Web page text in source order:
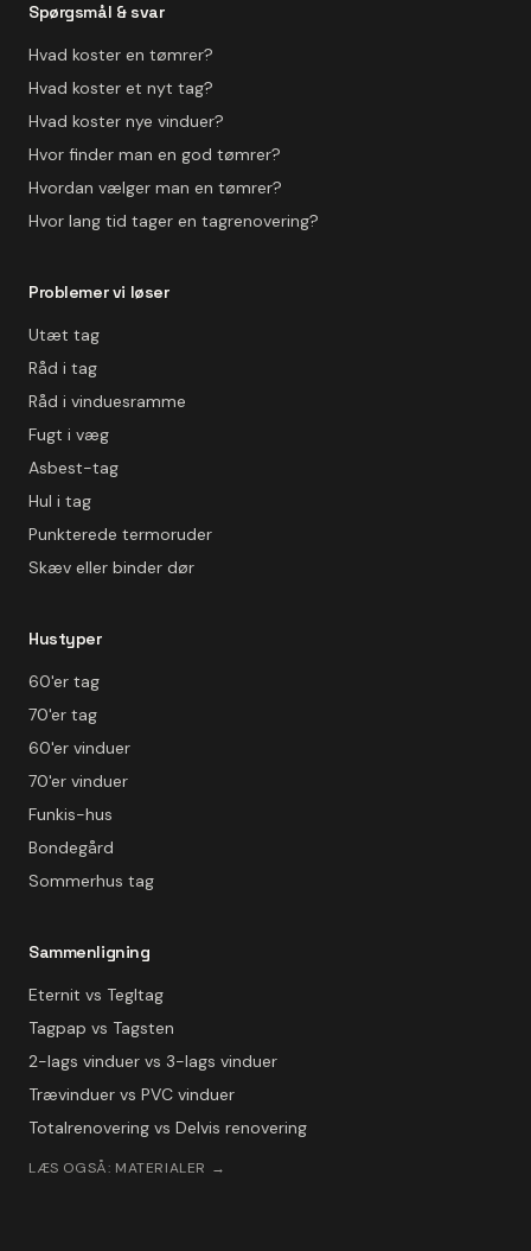
Spørgsmål & svar
Hvad koster en tømrer?
Hvad koster et nyt tag?
Hvad koster nye vinduer?
Hvor finder man en god tømrer?
Hvordan vælger man en tømrer?
Hvor lang tid tager en tagrenovering?
Problemer vi løser
Utæt tag
Råd i tag
Råd i vinduesramme
Fugt i væg
Asbest-tag
Hul i tag
Punkterede termoruder
Skæv eller binder dør
Hustyper
60'er tag
70'er tag
60'er vinduer
70'er vinduer
Funkis-hus
Bondegård
Sommerhus tag
Sammenligning
Eternit vs Tegltag
Tagpap vs Tagsten
2-lags vinduer vs 3-lags vinduer
Trævinduer vs PVC vinduer
Totalrenovering vs Delvis renovering
LÆS OGSÅ: MATERIALER →